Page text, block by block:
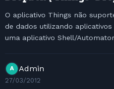
O aplicativo Things não
de dados utilizando
uma aplicativo Shell/
A Admin
27/03/2012